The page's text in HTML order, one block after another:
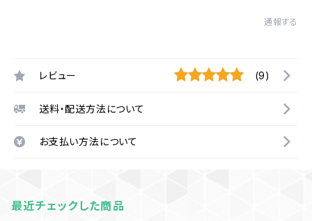
通報する
レビュー (9)
送料・配送方法について
お支払い方法について
最近チェックした商品